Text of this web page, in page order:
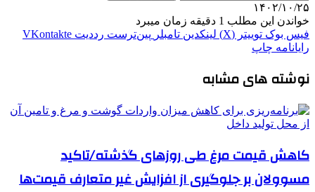
۱۴۰۲/۱۰/۲۵
خواندن این مطلب 1 دقیقه زمان میبرد
فیس بوک توییتر (X) لینکدین ‫تامبلر ‫پین‌ترست ‫رددیت ‫VKontakte
رایانامه چاپ
نوشته های مشابه
کاهش قیمت مرغ طی روزهای گذشته/تاکید
مسوولان بر جلوگیری از افزایش غیر متعارف قیمت‌ها